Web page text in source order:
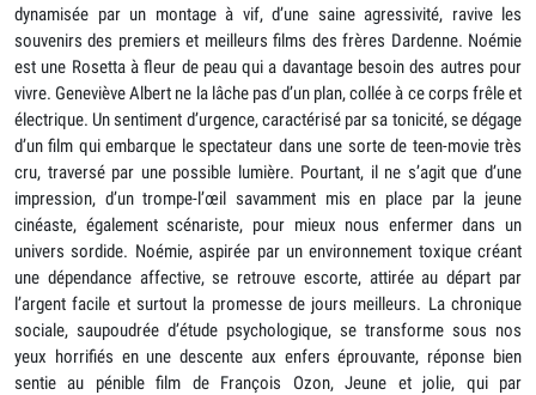
dynamisée par un montage à vif, d’une saine agressivité, ravive les
souvenirs des premiers et meilleurs films des frères Dardenne. Noémie
est une Rosetta à fleur de peau qui a davantage besoin des autres pour
vivre. Geneviève Albert ne la lâche pas d’un plan, collée à ce corps frêle et
électrique. Un sentiment d’urgence, caractérisé par sa tonicité, se dégage
d’un film qui embarque le spectateur dans une sorte de teen-movie très
cru, traversé par une possible lumière. Pourtant, il ne s’agit que d’une
impression, d’un trompe-l’œil savamment mis en place par la jeune
cinéaste, également scénariste, pour mieux nous enfermer dans un
univers sordide. Noémie, aspirée par un environnement toxique créant
une dépendance affective, se retrouve escorte, attirée au départ par
l’argent facile et surtout la promesse de jours meilleurs. La chronique
sociale, saupoudrée d’étude psychologique, se transforme sous nos
yeux horrifiés en une descente aux enfers éprouvante, réponse bien
sentie au pénible film de François Ozon, Jeune et jolie, qui par